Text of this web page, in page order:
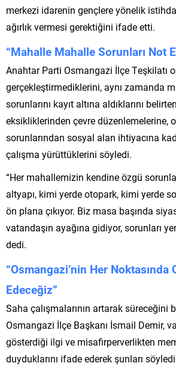
merkezi idarenin gençlere yönelik
ağırlık vermesi gerektiğini ifade etti.
“Mahalle Mahalle Sorunları Not
Anahtar Parti Osmangazi İlçe Teşkilatı
gerçekleştirmediklerini, aynı zamanda
sorunlarını kayıt altına aldıklarını
eksikliklerinden çevre düzenlemelerine,
sorunlarından sosyal alan ihtiyacına
çalışma yürüttüklerini söyledi.
“Her mahallemizin kendine özgü
altyapı, kimi yerde otopark, kimi yerde
ön plana çıkıyor. Biz masa başında
vatandaşın ayağına gidiyor, sorunları
dedi.
“Osmangazi’nin Her Noktasında
Edeceğiz”
Saha çalışmalarının artarak süreceğini
Osmangazi İlçe Başkanı İsmail Demir,
gösterdiği ilgi ve misafirperverlikten
duyduklarını ifade ederek şunları